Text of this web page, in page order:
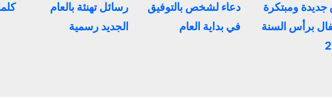
ومبتكرة
برأس السنة
دعاء لشخص بالتوفيق
في بداية العام
رسائل تهنئة بالعام
الجديد رسمية